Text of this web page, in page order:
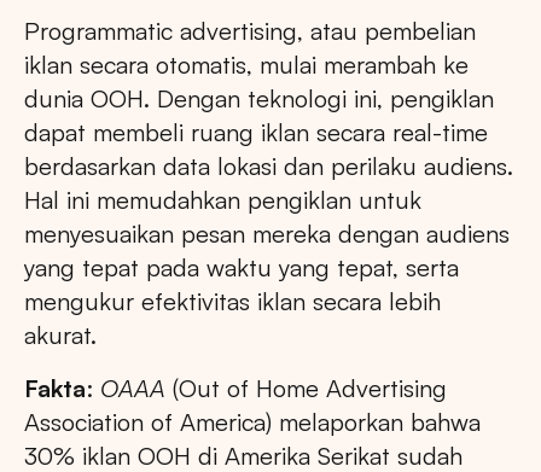
Programmatic advertising, atau pembelian
iklan secara otomatis, mulai merambah ke
dunia OOH. Dengan teknologi ini, pengiklan
dapat membeli ruang iklan secara real-time
berdasarkan data lokasi dan perilaku audiens.
Hal ini memudahkan pengiklan untuk
menyesuaikan pesan mereka dengan audiens
yang tepat pada waktu yang tepat, serta
mengukur efektivitas iklan secara lebih
akurat.
Fakta: OAAA (Out of Home Advertising
Association of America) melaporkan bahwa
30% iklan OOH di Amerika Serikat sudah